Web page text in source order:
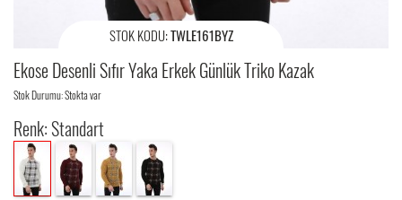
STOK KODU:TWLE161BYZ
Ekose Desenli Sıfır Yaka Erkek Günlük Triko Kazak
Stok Durumu: Stokta var
Renk: Standart